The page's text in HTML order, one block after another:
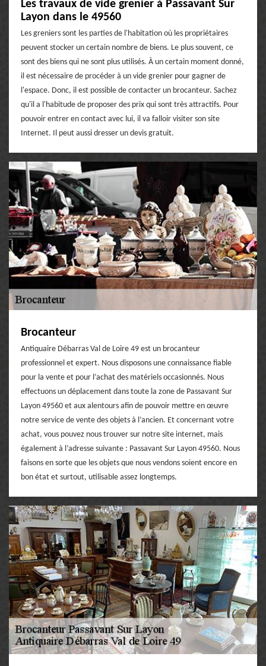
Les travaux de vide grenier à Passavant Sur
Layon dans le 49560
Les greniers sont les parties de l'habitation où les propriétaires
peuvent stocker un certain nombre de biens. Le plus souvent, ce
sont des biens qui ne sont plus utilisés. À un certain moment donné,
il est nécessaire de procéder à un vide grenier pour gagner de
l'espace. Donc, il est possible de contacter un brocanteur. Sachez
qu'il a l'habitude de proposer des prix qui sont très attractifs. Pour
pouvoir entrer en contact avec lui, il va falloir visiter son site
Internet. Il peut aussi dresser un devis gratuit.
Brocanteur
Antiquaire Débarras Val de Loire 49 est un brocanteur
professionnel et expert. Nous disposons une connaissance fiable
pour la vente et pour l’achat des matériels occasionnés. Nous
effectuons un déplacement dans toute la zone de Passavant Sur
Layon 49560 et aux alentours afin de pouvoir mettre en œuvre
notre service de vente des objets à l’ancien. Et concernant votre
achat, vous pouvez nous trouver sur notre site internet, mais
également à l’adresse suivante : Passavant Sur Layon 49560. Nous
faisons en sorte que les objets que nous vendons soient encore en
bon état et surtout, utilisable assez longtemps.